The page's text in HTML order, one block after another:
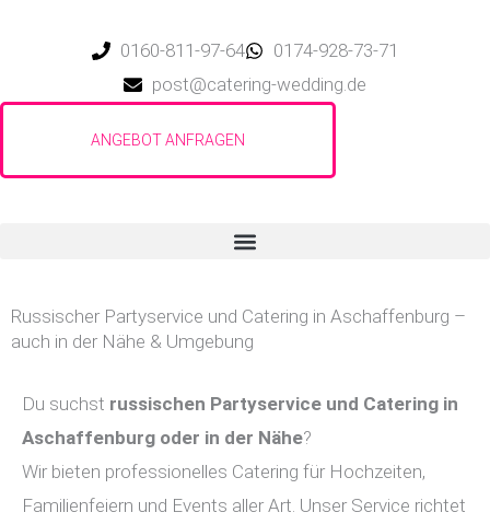
0160-811-97-64
0174-928-73-71
post@catering-wedding.de
Russischer Partyservice und Catering in Aschaffenburg –
auch in der Nähe & Umgebung
Du suchst russischen Partyservice und Catering in
Aschaffenburg oder in der Nähe?
Wir bieten professionelles Catering für Hochzeiten,
Familienfeiern und Events aller Art. Unser Service richtet